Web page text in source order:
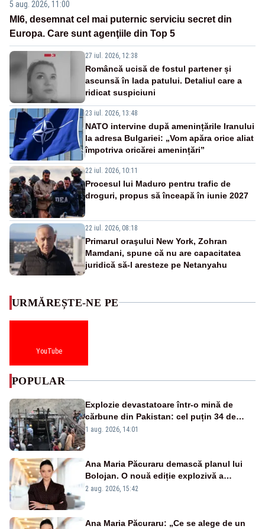
5 aug. 2026, 11:00
MI6, desemnat cel mai puternic serviciu secret din
Europa. Care sunt agenţiile din Top 5
27 iul. 2026, 12:38
Româncă ucisă de fostul partener și
ascunsă în lada patului. Detaliul care a
ridicat suspiciuni
23 iul. 2026, 13:48
NATO intervine după amenințările Iranului
la adresa Bulgariei: „Vom apăra orice aliat
împotriva oricărei amenințări”
22 iul. 2026, 10:11
Procesul lui Maduro pentru trafic de
droguri, propus să înceapă în iunie 2027
22 iul. 2026, 08:18
Primarul oraşului New York, Zohran
Mamdani, spune că nu are capacitatea
juridică să-l aresteze pe Netanyahu
URMĂREȘTE-NE PE
YouTube
POPULAR
Explozie devastatoare într-o mină de
cărbune din Pakistan: cel puțin 34 de
morți - VIDEO
1 aug. 2026, 14:01
Ana Maria Păcuraru demască planul lui
Bolojan. O nouă ediție explozivă a
emisiunii „Miza Zilei” la Realitatea PLUS
2 aug. 2026, 15:42
Ana Maria Păcuraru: „Ce se alege de un